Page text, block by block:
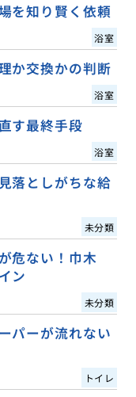
を知り賢く依頼
浴室
か交換かの判断
浴室
す最終手段
浴室
落としがちな給
未分類
危ない！巾木
ン
未分類
パーが流れない
トイレ